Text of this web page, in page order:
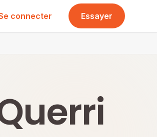
connecter Essayer